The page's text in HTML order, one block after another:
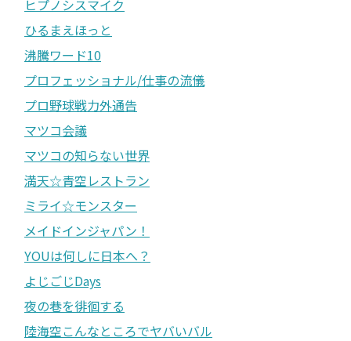
ヒプノシスマイク
ひるまえほっと
沸騰ワード10
プロフェッショナル/仕事の流儀
プロ野球戦力外通告
マツコ会議
マツコの知らない世界
満天☆青空レストラン
ミライ☆モンスター
メイドインジャパン！
YOUは何しに日本へ？
よじごじDays
夜の巷を徘徊する
陸海空こんなところでヤバいバル